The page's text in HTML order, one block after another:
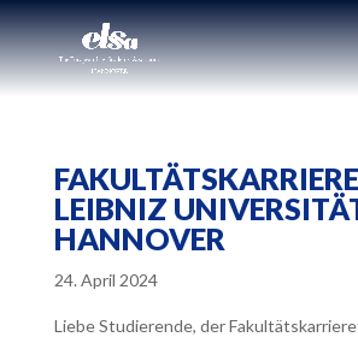
LEIBNIZ
HANNOVER
24. April 2024
Liebe Studierende, der